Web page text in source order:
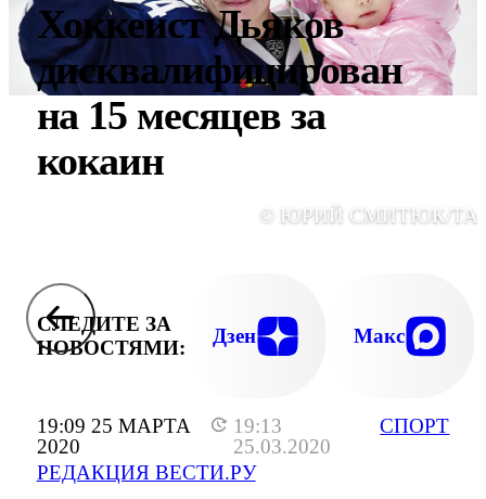
19:09 25 МАРТА
2020
19:13
25.03.2020
РЕДАКЦИЯ ВЕСТИ.РУ
СПОРТ
Хоккеист Дьяков
дисквалифицирован
на 15 месяцев за
кокаин
© ЮРИЙ СМИТЮК/
СЛЕДИТЕ ЗА
НОВОСТЯМИ:
Дзен Макс